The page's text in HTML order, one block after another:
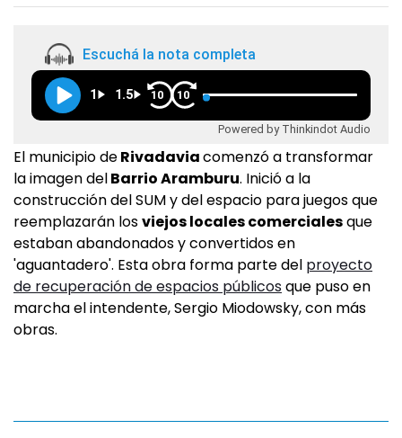
Escuchá la nota completa
1 1.5 10 10
Powered by Thinkindot Audio
El municipio deRivadaviacomenzó a transformar
la imagen delBarrio Aramburu. Inició a la
construcción del SUM y del espacio para juegos que
reemplazarán losviejos locales comercialesque
estaban abandonados y convertidos en
'aguantadero'. Esta obra forma parte del proyecto
de recuperación de espacios públicosque puso en
marcha el intendente, Sergio Miodowsky, con más
obras.